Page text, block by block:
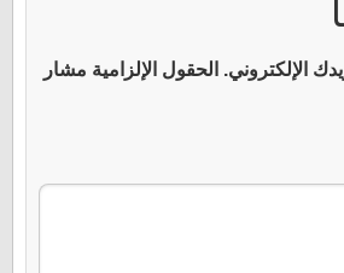
الإلكتروني. الحقول الإلزامية مشار